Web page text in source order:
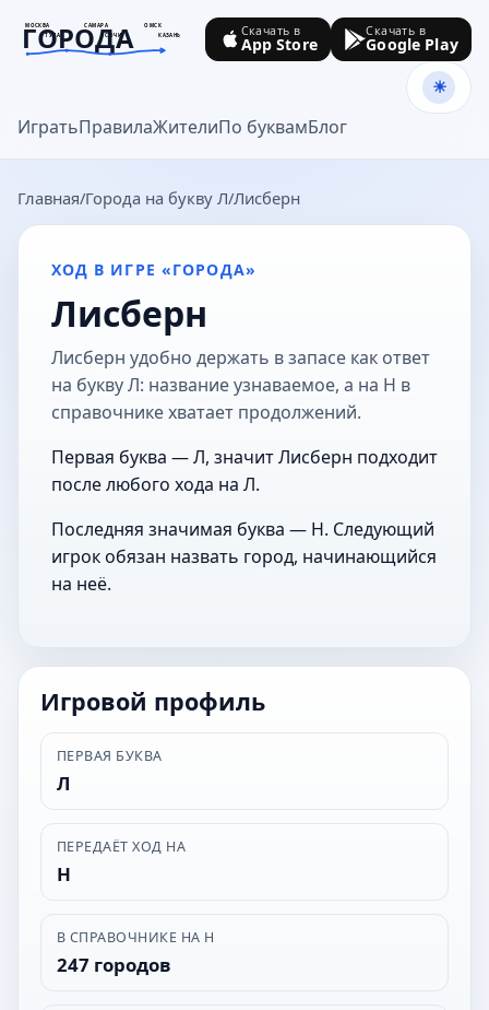
МОСКВА САМАРА
ОМСК
ТУЛА
СОЧИ КАЗАНЬ
ГОРОДА
goroda-na.ru
ИгратьПравилаЖителиПо буквамБлог
Скачать в
App Store
Скачать в
Google Play
Главная Города на букву Л Лисберн
ХОД В ИГРЕ «ГОРОДА»
Лисберн
Лисберн удобно держать в запасе как ответ
на букву Л: название узнаваемое, а на Н в
справочнике хватает продолжений.
Первая буква — Л, значит Лисберн подходит
после любого хода на Л.
Последняя значимая буква — Н. Следующий
игрок обязан назвать город, начинающийся
на неё.
Игровой профиль
ПЕРВАЯ БУКВА
Л
ПЕРЕДАЁТ ХОД НА
Н
В СПРАВОЧНИКЕ НА Н
247 городов